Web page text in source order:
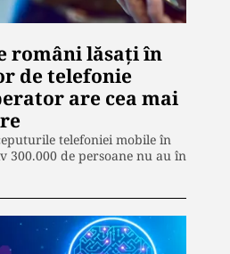
români lăsați în
de telefonie
are cea mai
telefoniei mobile în
300.000 de persoane nu au în